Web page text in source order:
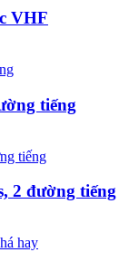
VHF
tiếng
2 đường tiếng